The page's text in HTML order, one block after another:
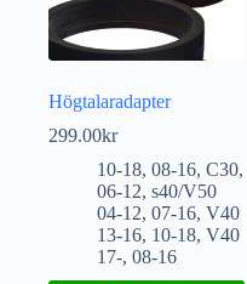
Högtalaradapter
299.00kr
10-18, 08-16, C30,
06-12, s40/V50
04-12, 07-16, V40
13-16, 10-18, V40
17-, 08-16